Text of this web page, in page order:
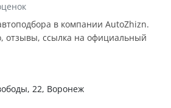
в компании AutoZhizn.
отзывы, ссылка на официальный
22, Воронеж